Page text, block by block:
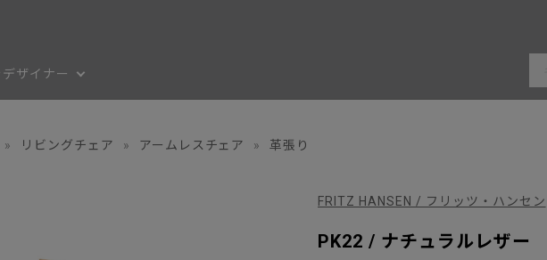
デザイナー
» リビングチェア » アームレスチェア » 革張り
FRITZ HANSEN / フリッツ・ハンセン
PK22 / ナチュラルレザー